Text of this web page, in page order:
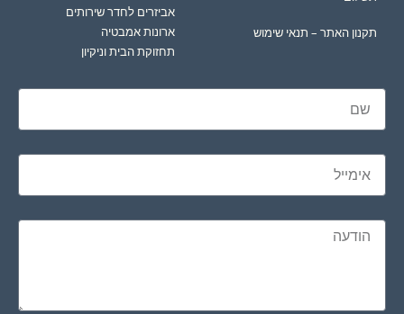
תקנון האתר – תנאי שימוש
אביזרים לחדר שירותים
ארונות אמבטיה
תחזוקת הבית וניקיון